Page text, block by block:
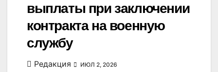
выплаты при заключении
контракта на военную
службу
Редакция ИЮЛ 2, 2026